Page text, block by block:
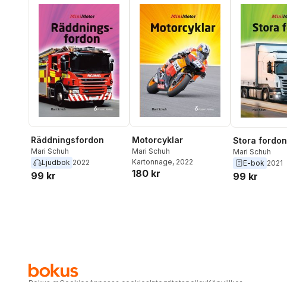
Räddningsfordon
Mari Schuh
Ljudbok 2022
99 kr
Motorcyklar
Mari Schuh
Kartonnage, 2022
180 kr
Stora fordon
Mari Schuh
E-bok 2021
99 kr